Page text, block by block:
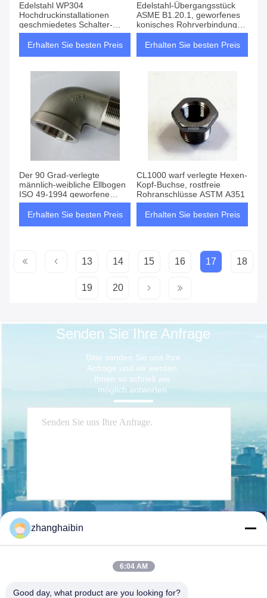
Edelstahl WP304
Hochdruckinstallationen
geschmiedetes Schalter-
Sockel-Schweißungs-Kreuz
Erhalten Sie besten Preis
Edelstahl-Übergangsstück
ASME B1.20.1, geworfenes
konisches Rohrverbindungs-
Gelenk F/F
Erhalten Sie besten Preis
Der 90 Grad-verlegte
männlich-weibliche Ellbogen
ISO 49-1994 geworfene
Fitting
Erhalten Sie besten Preis
CL1000 warf verlegte Hexen-
Kopf-Buchse, rostfreie
Rohranschlüsse ASTM A351
Erhalten Sie besten Preis
13 14 15 16 17 18
19 20
Senden Sie Ihre Anfrage
Bitte senden Sie uns Ihre
Anfrage und wir werden
Ihnen so schnell wie
möglich antworten.
Senden Sie
zhanghaibin
6:04 AM
Good day, what product are you looking for?